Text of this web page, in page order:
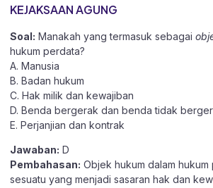
KEJAKSAAN AGUNG
Soal: Manakah yang termasuk sebagai
hukum perdata?
A. Manusia
B. Badan hukum
C. Hak milik dan kewajiban
D. Benda bergerak dan benda tidak
E. Perjanjian dan kontrak
Jawaban: D
Pembahasan: Objek hukum dalam
sesuatu yang menjadi sasaran hak dan